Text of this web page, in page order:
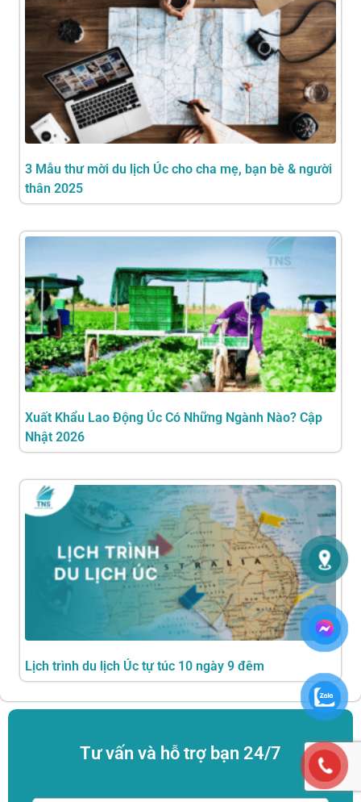
3 Mẫu thư mời du lịch Úc cho cha mẹ, bạn bè & người
thân 2025
Xuất Khẩu Lao Động Úc Có Những Ngành Nào? Cập
Nhật 2026
Lịch trình du lịch Úc tự túc 10 ngày 9 đêm
Tư vấn và hỗ trợ bạn 24/7